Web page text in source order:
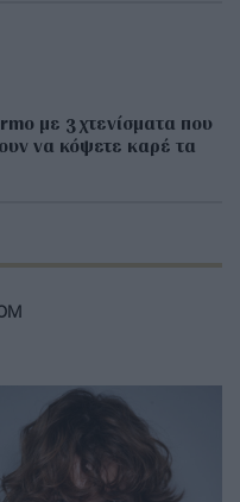
με 3 χτενίσματα που
να κόψετε καρέ τα